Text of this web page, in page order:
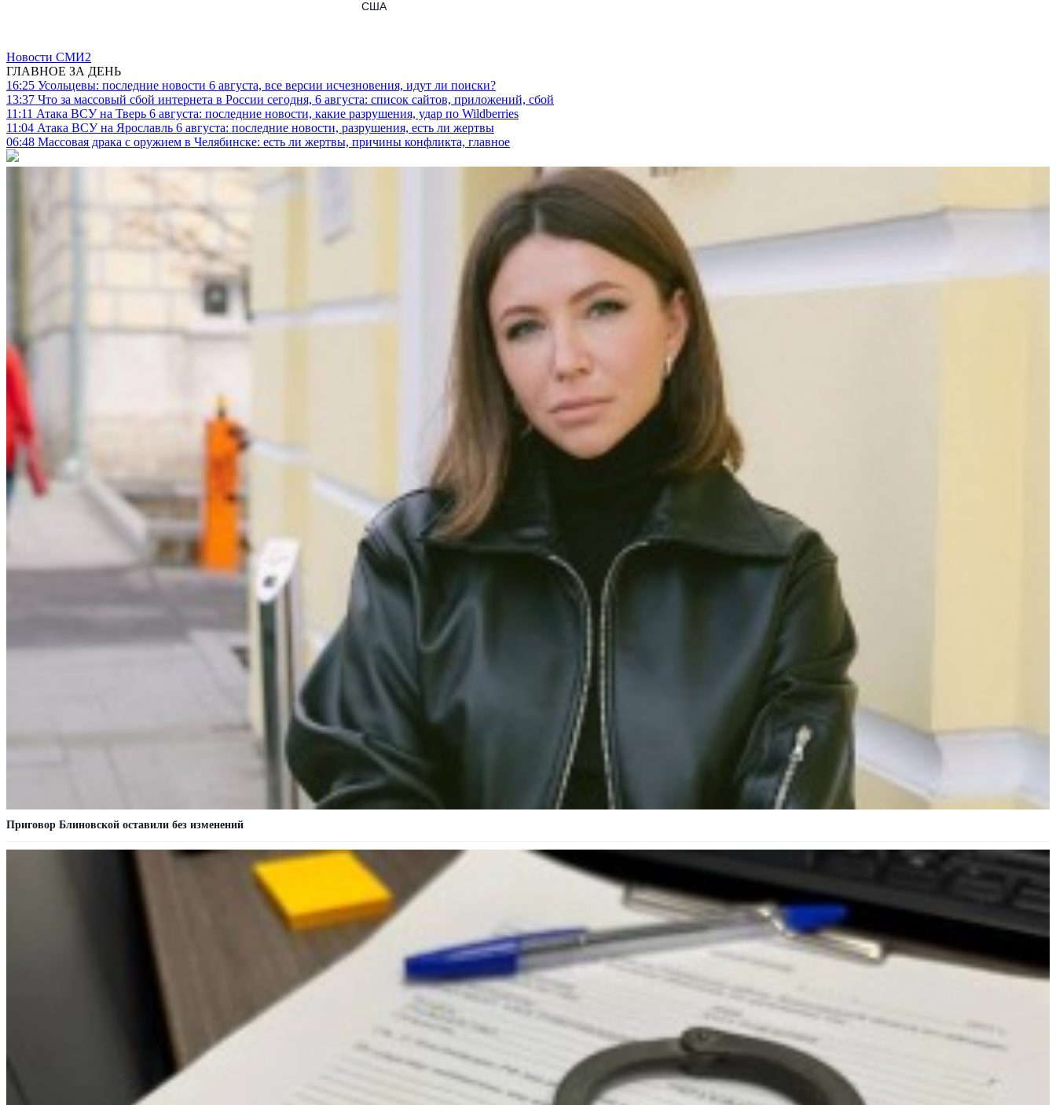
США
Новости СМИ2
ГЛАВНОЕ ЗА ДЕНЬ
16:25 Усольцевы: последние новости 6 августа, все версии исчезновения, идут ли поиски?
13:37 Что за массовый сбой интернета в России сегодня, 6 августа: список сайтов, приложений, сбой
11:11 Атака ВСУ на Тверь 6 августа: последние новости, какие разрушения, удар по Wildberries
11:04 Атака ВСУ на Ярославль 6 августа: последние новости, разрушения, есть ли жертвы
06:48 Массовая драка с оружием в Челябинске: есть ли жертвы, причины конфликта, главное
Приговор Блиновской оставили без изменений